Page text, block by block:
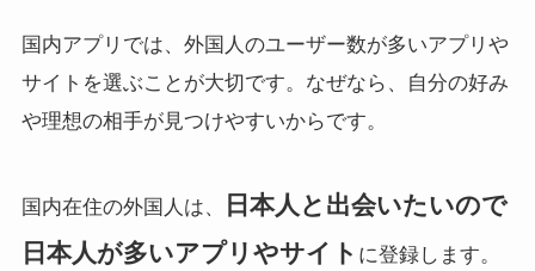
国内アプリでは、外国人のユーザー数が多いアプリや
サイトを選ぶことが大切です。なぜなら、自分の好み
や理想の相手が見つけやすいからです。
国内在住の外国人は、
日本人と出会いたいので
日本人が多いアプリやサイト に登録します。